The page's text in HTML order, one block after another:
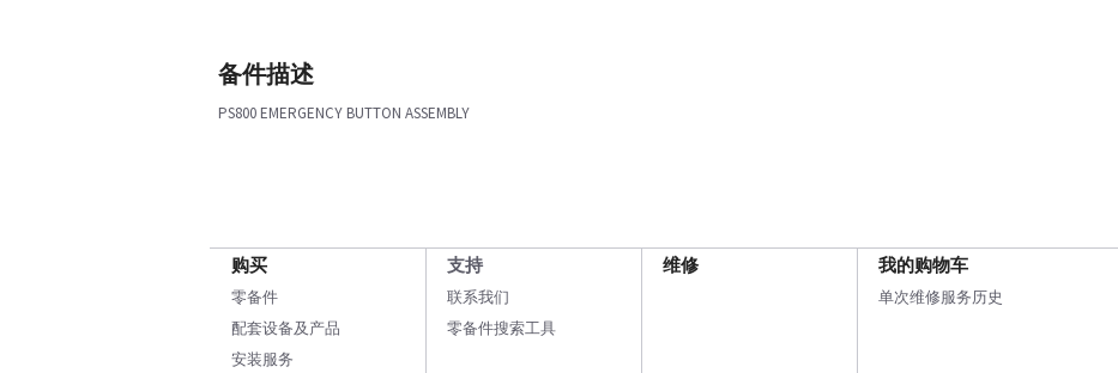
备件描述
PS800 EMERGENCY BUTTON ASSEMBLY
购买
零备件
配套设备及产品
安装服务
支持
联系我们
零备件搜索工具
维修 我的购物车
单次维修服务历史